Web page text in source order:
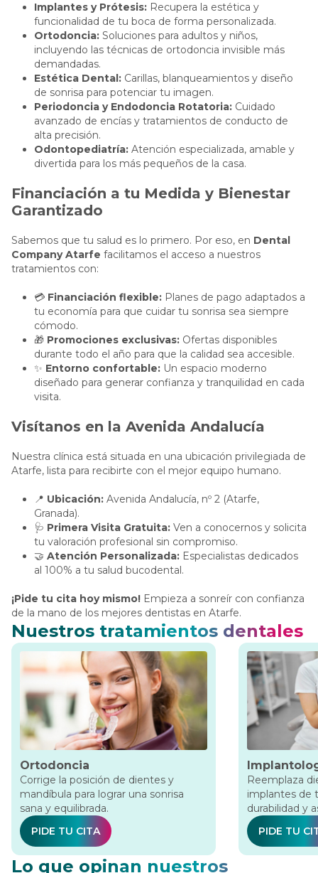
Implantes y Prótesis: Recupera la estética y
funcionalidad de tu boca de forma personalizada.
Ortodoncia: Soluciones para adultos y niños,
incluyendo las técnicas de ortodoncia invisible más
demandadas.
Estética Dental: Carillas, blanqueamientos y diseño
de sonrisa para potenciar tu imagen.
Periodoncia y Endodoncia Rotatoria: Cuidado
avanzado de encías y tratamientos de conducto de
alta precisión.
Odontopediatría: Atención especializada, amable y
divertida para los más pequeños de la casa.
Financiación a tu Medida y Bienestar
Garantizado
Sabemos que tu salud es lo primero. Por eso, en Dental
Company Atarfe facilitamos el acceso a nuestros
tratamientos con:
💳 Financiación flexible: Planes de pago adaptados a
tu economía para que cuidar tu sonrisa sea siempre
cómodo.
🎁 Promociones exclusivas: Ofertas disponibles
durante todo el año para que la calidad sea accesible.
✨ Entorno confortable: Un espacio moderno
diseñado para generar confianza y tranquilidad en cada
visita.
Visítanos en la Avenida Andalucía
Nuestra clínica está situada en una ubicación privilegiada de
Atarfe, lista para recibirte con el mejor equipo humano.
📍 Ubicación: Avenida Andalucía, nº 2 (Atarfe,
Granada).
🩺 Primera Visita Gratuita: Ven a conocernos y solicita
tu valoración profesional sin compromiso.
🤝 Atención Personalizada: Especialistas dedicados
al 100% a tu salud bucodental.
¡Pide tu cita hoy mismo! Empieza a sonreír con confianza
de la mano de los mejores dentistas en Atarfe.
Nuestros tratamientos dentales
Ortodoncia
Corrige la posición de dientes y
mandíbula para lograr una sonrisa
sana y equilibrada.
PIDE TU CITA
Reemplaza
implantes de
durabilidad y
PIDE TU
Lo que opinan nuestros